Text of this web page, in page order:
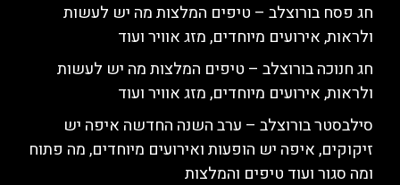
חג פסח בורוצלב – טיפים המלצות מה יש לעשות
ולראות, אירועים מיוחדים, מזג אוויר ועוד
חג חנוכה בורוצלב – טיפים המלצות מה יש לעשות
ולראות, אירועים מיוחדים, מזג אוויר ועוד
סילבסטר בורוצלב – ערב השנה החדשה איפה יש
זיקוקים, איפה יש הופעות ואירועים מיוחדים, מה פתוח
ומה סגור ועוד טיפים והמלצות